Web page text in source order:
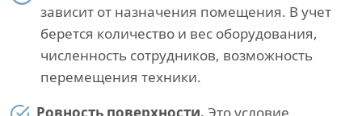
зависит от назначения помещения. В учет
берется количество и вес оборудования,
численность сотрудников, возможность
перемещения техники.